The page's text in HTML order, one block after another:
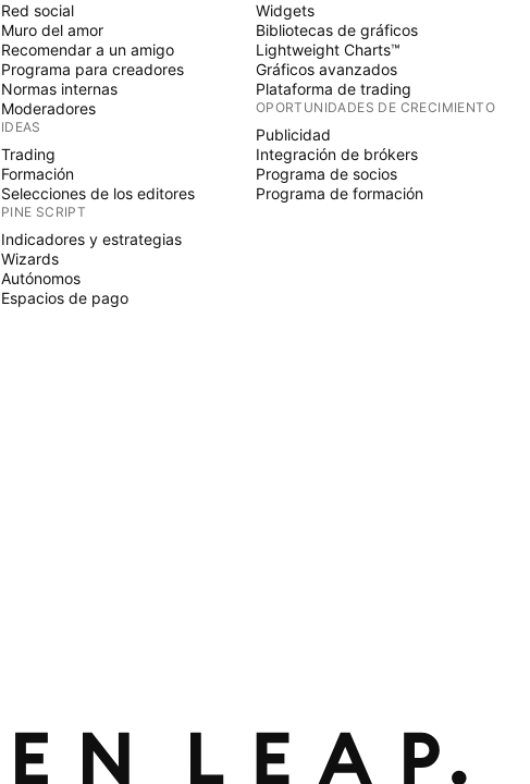
Red social
Muro del amor
Recomendar a un amigo
Programa para creadores
Normas internas
Moderadores
IDEAS
Trading
Formación
Selecciones de los editores
PINE SCRIPT
Indicadores y estrategias
Wizards
Autónomos
Espacios de pago
Widgets
Bibliotecas de gráficos
Lightweight Charts™
Gráficos avanzados
Plataforma de trading
OPORTUNIDADES DE CRECIMIENTO
Publicidad
Integración de brókers
Programa de socios
Programa de formación